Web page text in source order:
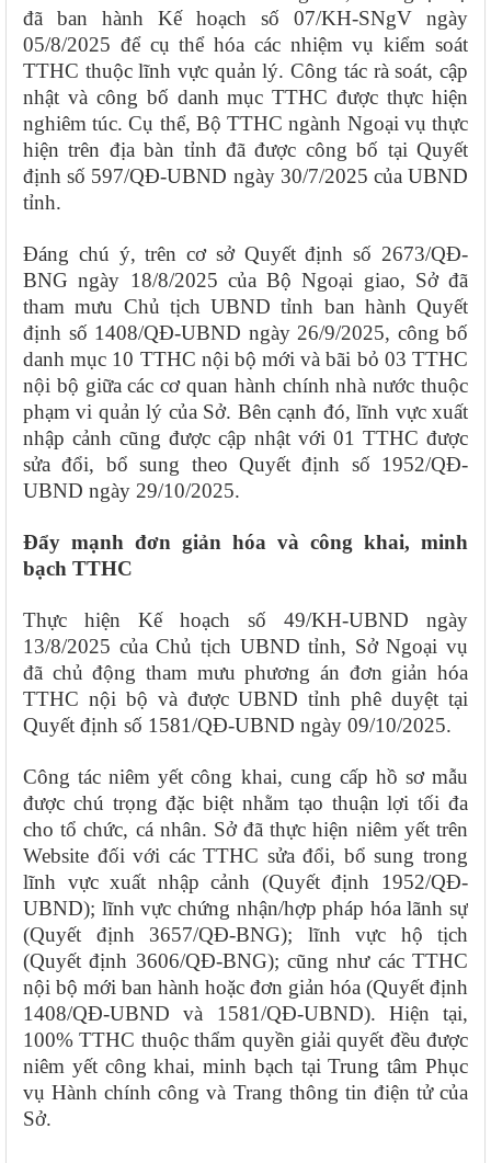
đã ban hành Kế hoạch số 07/KH-SNgV ngày
05/8/2025 để cụ thể hóa các nhiệm vụ kiểm soát
TTHC thuộc lĩnh vực quản lý. Công tác rà soát, cập
nhật và công bố danh mục TTHC được thực hiện
nghiêm túc. Cụ thể, Bộ TTHC ngành Ngoại vụ thực
hiện trên địa bàn tỉnh đã được công bố tại Quyết
định số 597/QĐ-UBND ngày 30/7/2025 của UBND
tỉnh.
Đáng chú ý, trên cơ sở Quyết định số 2673/QĐ-
BNG ngày 18/8/2025 của Bộ Ngoại giao, Sở đã
tham mưu Chủ tịch UBND tỉnh ban hành Quyết
định số 1408/QĐ-UBND ngày 26/9/2025, công bố
danh mục 10 TTHC nội bộ mới và bãi bỏ 03 TTHC
nội bộ giữa các cơ quan hành chính nhà nước thuộc
phạm vi quản lý của Sở. Bên cạnh đó, lĩnh vực xuất
nhập cảnh cũng được cập nhật với 01 TTHC được
sửa đổi, bổ sung theo Quyết định số 1952/QĐ-
UBND ngày 29/10/2025.
Đẩy mạnh đơn giản hóa và công khai, minh
bạch TTHC
Thực hiện Kế hoạch số 49/KH-UBND ngày
13/8/2025 của Chủ tịch UBND tỉnh, Sở Ngoại vụ
đã chủ động tham mưu phương án đơn giản hóa
TTHC nội bộ và được UBND tỉnh phê duyệt tại
Quyết định số 1581/QĐ-UBND ngày 09/10/2025.
Công tác niêm yết công khai, cung cấp hồ sơ mẫu
được chú trọng đặc biệt nhằm tạo thuận lợi tối đa
cho tổ chức, cá nhân. Sở đã thực hiện niêm yết trên
Website đối với các TTHC sửa đổi, bổ sung trong
lĩnh vực xuất nhập cảnh (Quyết định 1952/QĐ-
UBND); lĩnh vực chứng nhận/hợp pháp hóa lãnh sự
(Quyết định 3657/QĐ-BNG); lĩnh vực hộ tịch
(Quyết định 3606/QĐ-BNG); cũng như các TTHC
nội bộ mới ban hành hoặc đơn giản hóa (Quyết định
1408/QĐ-UBND và 1581/QĐ-UBND). Hiện tại,
100% TTHC thuộc thẩm quyền giải quyết đều được
niêm yết công khai, minh bạch tại Trung tâm Phục
vụ Hành chính công và Trang thông tin điện tử của
Sở.